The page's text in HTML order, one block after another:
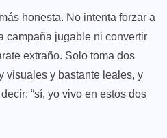
honesta. No intenta forzar a
campaña jugable ni convertir
extraño. Solo toma dos
visuales y bastante leales, y
“sí, yo vivo en estos dos